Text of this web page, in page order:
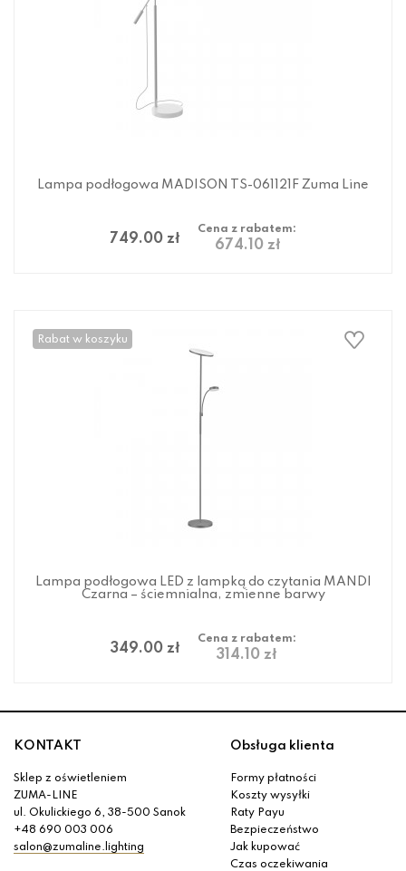
Lampa podłogowa MADISON TS-061121F Zuma Line
749.00 zł
Cena z rabatem:
674.10 zł
Rabat w koszyku
Lampa podłogowa LED z lampką do czytania MANDI
Czarna – ściemnialna, zmienne barwy
349.00 zł
Cena z rabatem:
314.10 zł
KONTAKT
Sklep z oświetleniem
ZUMA-LINE
ul. Okulickiego 6, 38-500 Sanok
+48 690 003 006
salon@zumaline.lighting
Obsługa klienta
Formy płatności
Koszty wysyłki
Raty Payu
Bezpieczeństwo
Jak kupować
Czas oczekiwania